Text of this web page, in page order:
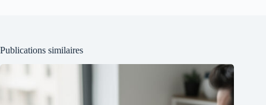
Publications similaires